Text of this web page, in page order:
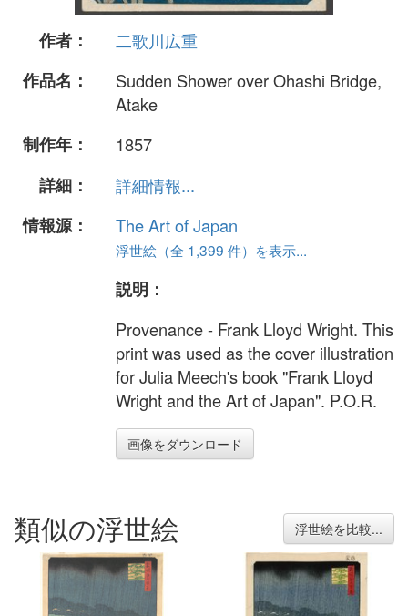
作者：
二歌川広重
作品名：
Sudden Shower over Ohashi Bridge,
Atake
制作年：
1857
詳細：
詳細情報...
情報源：
The Art of Japan
浮世絵（全 1,399 件）を表示...
説明：
Provenance - Frank Lloyd Wright. This
print was used as the cover illustration
for Julia Meech's book "Frank Lloyd
Wright and the Art of Japan". P.O.R.
画像をダウンロード
類似の浮世絵 浮世絵を比較...